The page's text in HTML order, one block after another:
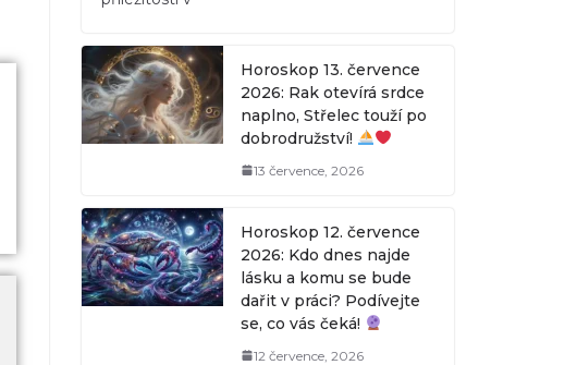
Horoskop 13. července
2026: Rak otevírá srdce
naplno, Střelec touží po
dobrodružství!
13 července, 2026
Horoskop 12. července
2026: Kdo dnes najde
lásku a komu se bude
dařit v práci? Podívejte
se, co vás čeká!
12 července, 2026